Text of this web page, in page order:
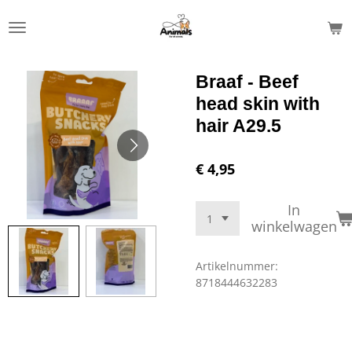
direct
hoofdinhoud
Braaf - Beef
head skin with
hair A29.5
€ 4,95
In
winkelwagen
Artikelnummer:
8718444632283